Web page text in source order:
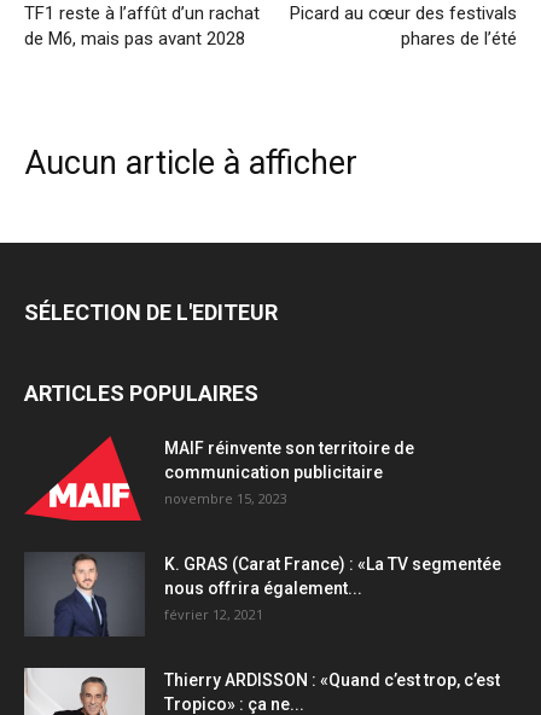
TF1 reste à l’affût d’un rachat
de M6, mais pas avant 2028
Picard au cœur des festivals
phares de l’été
Aucun article à afficher
SÉLECTION DE L'EDITEUR
ARTICLES POPULAIRES
MAIF réinvente son territoire de
communication publicitaire
novembre 15, 2023
K. GRAS (Carat France) : «La TV segmentée
nous offrira également...
février 12, 2021
Thierry ARDISSON : «Quand c’est trop, c’est
Tropico» : ça ne...